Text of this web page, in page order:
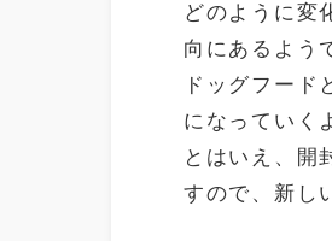
どのように変
向にあるよう
ドッグフード
になっていく
とはいえ、開
すので、新し